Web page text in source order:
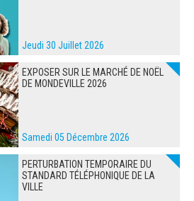
Jeudi 30 Juillet 2026
EXPOSER SUR LE MARCHÉ DE NOËL
DE MONDEVILLE 2026
Samedi 05 Décembre 2026
PERTURBATION TEMPORAIRE DU
STANDARD TÉLÉPHONIQUE DE LA
VILLE